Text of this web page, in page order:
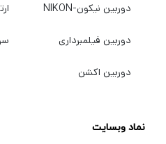
دوربین نیکون-NIKON
دوربین فیلمبرداری
دوربین اکشن
نماد وبسایت